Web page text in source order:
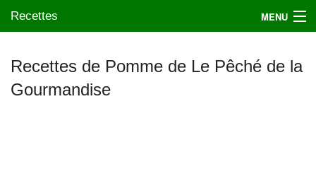
Recettes MENU
Mes blogs préférés
Recettes de Pomme de Le Pêché de la
Gourmandise